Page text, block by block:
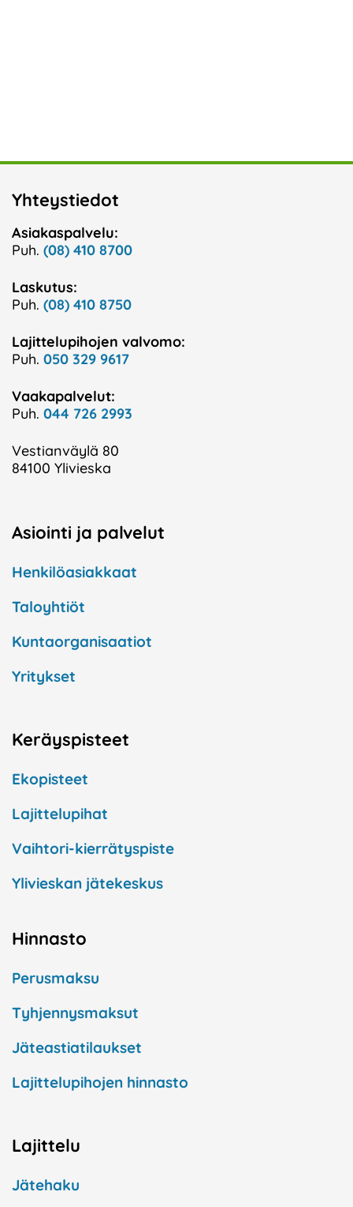
Yhteystiedot
Asiakaspalvelu:
Puh. (08) 410 8700
Laskutus:
Puh. (08) 410 8750
Lajittelupihojen valvomo:
Puh. 050 329 9617
Vaakapalvelut:
Puh. 044 726 2993
Vestianväylä 80
84100 Ylivieska
Asiointi ja palvelut
Henkilöasiakkaat
Taloyhtiöt
Kuntaorganisaatiot
Yritykset
Keräyspisteet
Ekopisteet
Lajittelupihat
Vaihtori-kierrätyspiste
Ylivieskan jätekeskus
Hinnasto
Perusmaksu
Tyhjennysmaksut
Jäteastiatilaukset
Lajittelupihojen hinnasto
Lajittelu
Jätehaku